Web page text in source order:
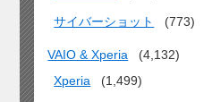
サイバーショット (773)
VAIO & Xperia
(4,132)
Xperia
(1,499)